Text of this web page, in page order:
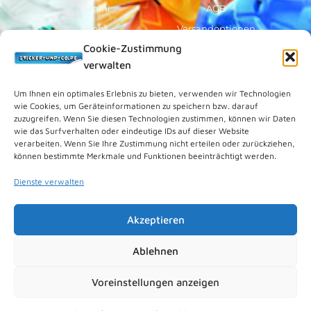
Cookie-Zustimmung
verwalten
Um Ihnen ein optimales Erlebnis zu bieten, verwenden wir Technologien
wie Cookies, um Geräteinformationen zu speichern bzw. darauf
zuzugreifen. Wenn Sie diesen Technologien zustimmen, können wir Daten
wie das Surfverhalten oder eindeutige IDs auf dieser Website
verarbeiten. Wenn Sie Ihre Zustimmung nicht erteilen oder zurückziehen,
können bestimmte Merkmale und Funktionen beeinträchtigt werden.
Dienste verwalten
Akzeptieren
Ablehnen
Voreinstellungen anzeigen
Panini
Topps
Blue Ocean
Sammelfiguren
Vorverkauf
AGB
Versandoptionen
Zahlungsoptionen
Über Uns
Rechtliches
Kundenkonto
Datenschutz
Cookies (EU)
Vertrag widerrufen